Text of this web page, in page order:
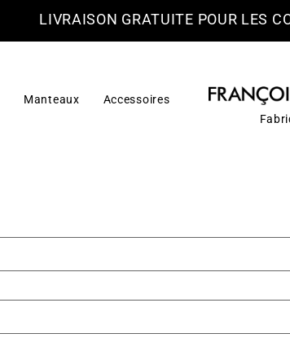
LIVRAISON GRATUITE POUR LES
Manteaux
Accessoires